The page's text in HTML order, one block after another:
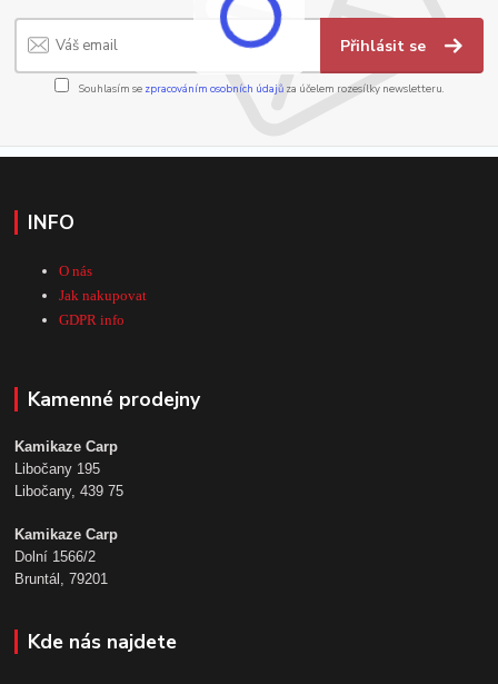
Přihlásit se
Souhlasím se zpracováním osobních údajůza účelem rozesílky newsletteru.
INFO
O nás
Jak nakupovat
GDPR info
Kamenné prodejny
Kamikaze Carp
Libočany 195
Libočany, 439 75
Kamikaze Carp
Dolní 1566/2
Bruntál, 79201
Kde nás najdete